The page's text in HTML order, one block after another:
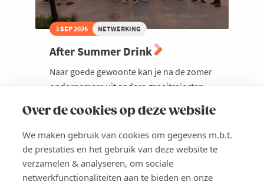
Over de cookies op deze website
We maken gebruik van cookies om gegevens m.b.t.
de prestaties en het gebruik van deze website te
verzamelen & analyseren, om sociale
netwerkfunctionaliteiten aan te bieden en onze
3 SEP 2026 NETWERKING
After Summer Drink
Naar goede gewoonte kan je na de zomer
ondernemers uit andere groeitrajecten
kennen tijdens de overkoepelende sessie
die deel uitmaakt van jouw traject. Dit jaar
landen we aan het water waar je onder
staalblauwe hemel en zon andere
ondernemers leert kennen.